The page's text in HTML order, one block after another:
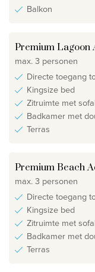
Balkon
Premium Lagoon
max. 3 personen
Directe toegang
Kingsize bed
Zitruimte met
Badkamer met
Terras
Premium Beach
max. 3 personen
Directe toegang
Kingsize bed
Zitruimte met
Badkamer met
Terras